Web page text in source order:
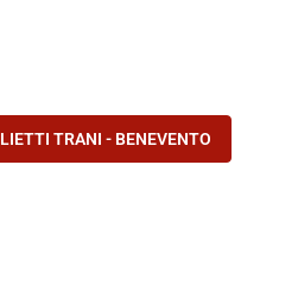
TRANI - BENEVENTO